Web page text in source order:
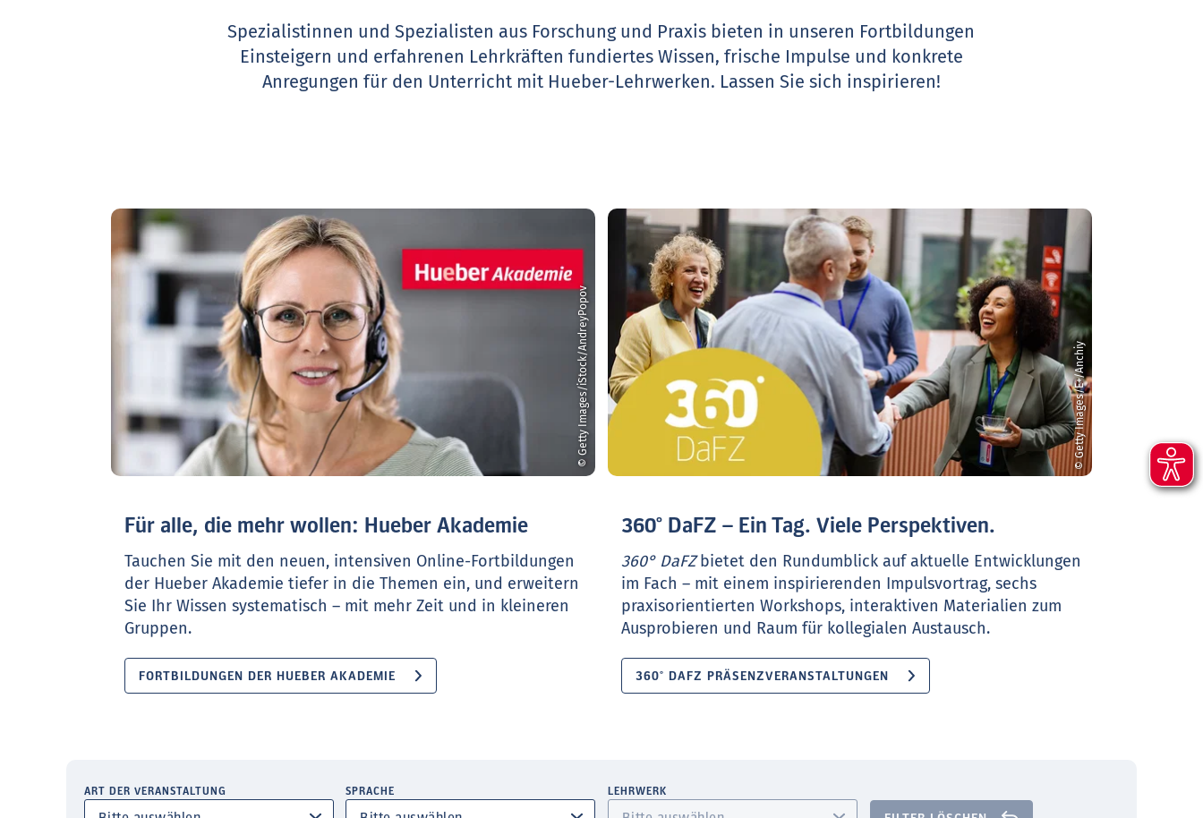
Spezialistinnen und Spezialisten aus Forschung und Praxis bieten in unseren Fortbildungen
Einsteigern und erfahrenen Lehrkräften fundiertes Wissen, frische Impulse und konkrete
Anregungen für den Unterricht mit Hueber-Lehrwerken. Lassen Sie sich inspirieren!
© Getty Images/iStock/AndreyPopov
Für alle, die mehr wollen: Hueber Akademie
Tauchen Sie mit den neuen, intensiven Online-Fortbildungen
der Hueber Akademie tiefer in die Themen ein, und erweitern
Sie Ihr Wissen systematisch – mit mehr Zeit und in kleineren
Gruppen.
FORTBILDUNGEN DER HUEBER AKADEMIE
© Getty Images/E+/Anchiy
360° DaFZ – Ein Tag. Viele Perspektiven.
360° DaFZbietet den Rundumblick auf aktuelle Entwicklungen
im Fach – mit einem inspirierenden Impulsvortrag, sechs
praxisorientierten Workshops, interaktiven Materialien zum
Ausprobieren und Raum für kollegialen Austausch.
360° DAFZ PRÄSENZVERANSTALTUNGEN
ART DER VERANSTALTUNG SPRACHE LEHRWERK